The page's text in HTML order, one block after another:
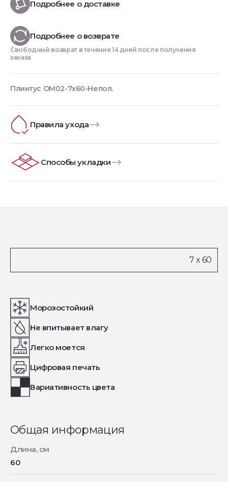
Подробнее о доставке
Подробнее о возврате
Свободный возврат в течение 14 дней после получения
заказа
Плинтус OM02-7x60-Непол.
Правила ухода
Способы укладки
Морозостойкий
Не впитывает влагу
Легко моется
Цифровая печать
Вариативность цвета
Общая информация
Длина, см
60